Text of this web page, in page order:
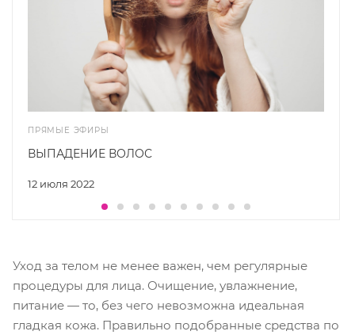
ПРЯМЫЕ ЭФИРЫ
12 июля 2022
ВЫПАДЕНИЕ ВОЛОС
Уход за телом не менее важен, чем регулярные
процедуры для лица. Очищение, увлажнение,
питание — то, без чего невозможна идеальная
гладкая кожа. Правильно подобранные средства по